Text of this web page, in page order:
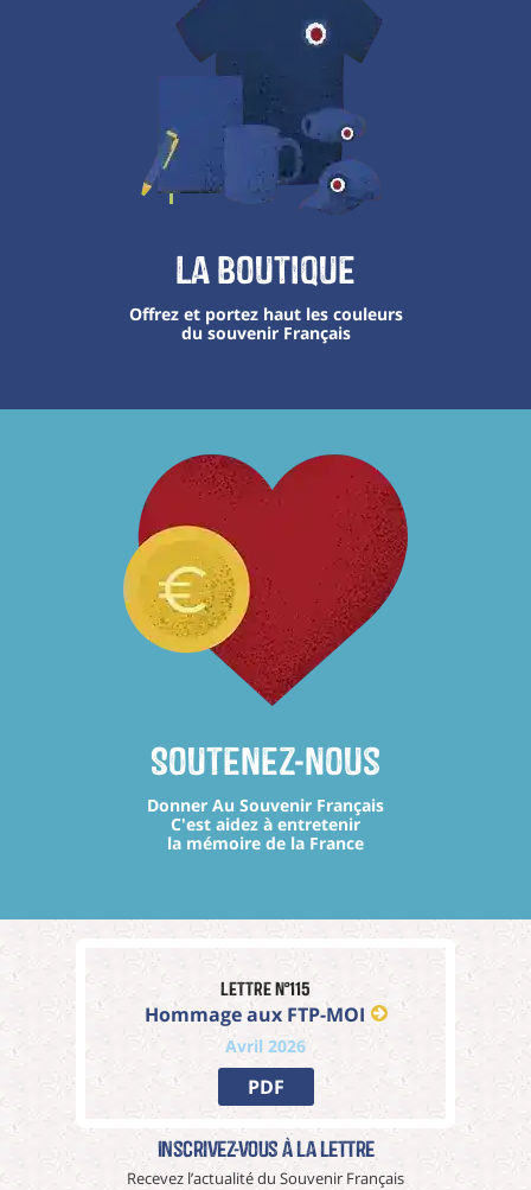
La boutique
Offrez et portez haut les couleurs
du souvenir Français
Soutenez-nous
Donner Au Souvenir Français
C'est aidez à entretenir
la mémoire de la France
Lettre n°115
Hommage aux FTP-MOI
Avril 2026
PDF
Inscrivez-vous à La Lettre
Recevez l’actualité du Souvenir Français